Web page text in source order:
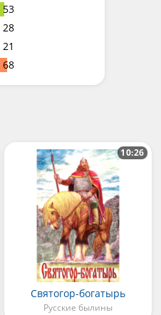
53
28
21
68
Святогор-богатырь
Русские былины
10:26